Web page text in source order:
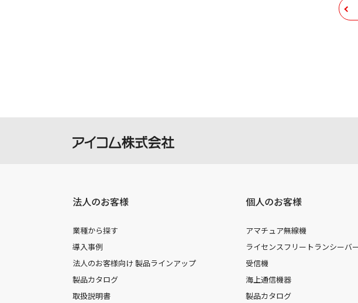
法人のお客様
業種から探す
導入事例
法人のお客様向け 製品ラインアップ
製品カタログ
取扱説明書
個人のお客様
アマチュア無線機
ライセンスフリートランシーバ
受信機
海上通信機器
製品カタログ